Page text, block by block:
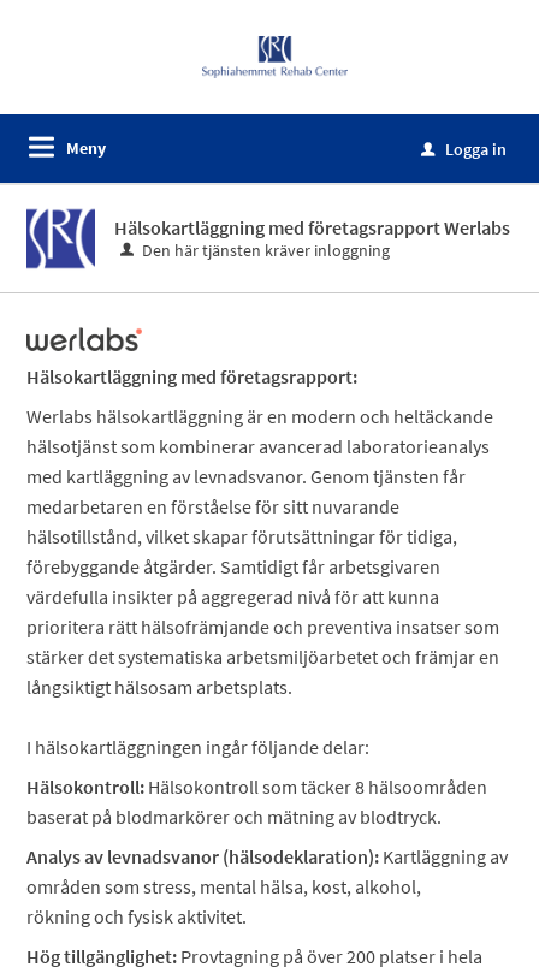
Meny u Logga in
Hälsokartläggning med företagsrapport Werlabs
Den här tjänsten kräver inloggning
Hälsokartläggning med företagsrapport:
Werlabs hälsokartläggning är en modern och heltäckande
hälsotjänst som kombinerar avancerad laboratorieanalys
med kartläggning av levnadsvanor. Genom tjänsten får
medarbetaren en förståelse för sitt nuvarande
hälsotillstånd, vilket skapar förutsättningar för tidiga,
förebyggande åtgärder. Samtidigt får arbetsgivaren
värdefulla insikter på aggregerad nivå för att kunna
prioritera rätt hälsofrämjande och preventiva insatser som
stärker det systematiska arbetsmiljöarbetet och främjar en
långsiktigt hälsosam arbetsplats.
I hälsokartläggningen ingår följande delar:
Hälsokontroll: Hälsokontroll som täcker 8 hälsoområden
baserat på blodmarkörer och mätning av blodtryck.
Analys av levnadsvanor (hälsodeklaration): Kartläggning av
områden som stress, mental hälsa, kost, alkohol,
rökning och fysisk aktivitet.
Hög tillgänglighet: Provtagning på över 200 platser i hela